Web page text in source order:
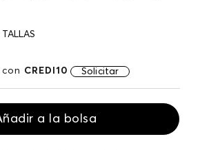
CREDI10 Solicitar
a la bolsa